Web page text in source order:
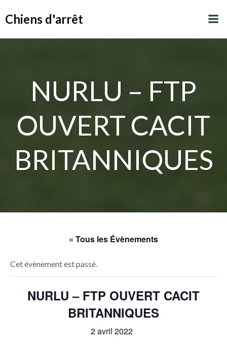
Chiens d'arrêt
NURLU – FTP
OUVERT CACIT
BRITANNIQUES
« Tous les Évènements
Cet évènement est passé.
NURLU – FTP OUVERT CACIT
BRITANNIQUES
2 avril 2022